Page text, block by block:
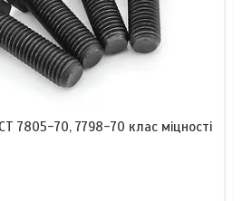
7805-70, 7798-70 клас міцності